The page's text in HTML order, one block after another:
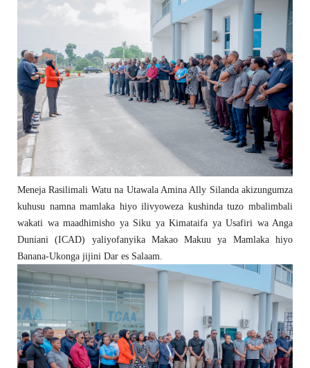
Meneja Rasilimali Watu na Utawala Amina Ally Silandaakizungumza
kuhusu namna mamlaka hiyo ilivyoweza kushinda tuzo mbalimbali
wakati wa maadhimisho ya Siku ya Kimataifa ya Usafiri wa Anga
Duniani (ICAD) yaliyofanyika Makao Makuu ya Mamlaka hiyo
Banana-Ukonga jijini Dar es Salaam.